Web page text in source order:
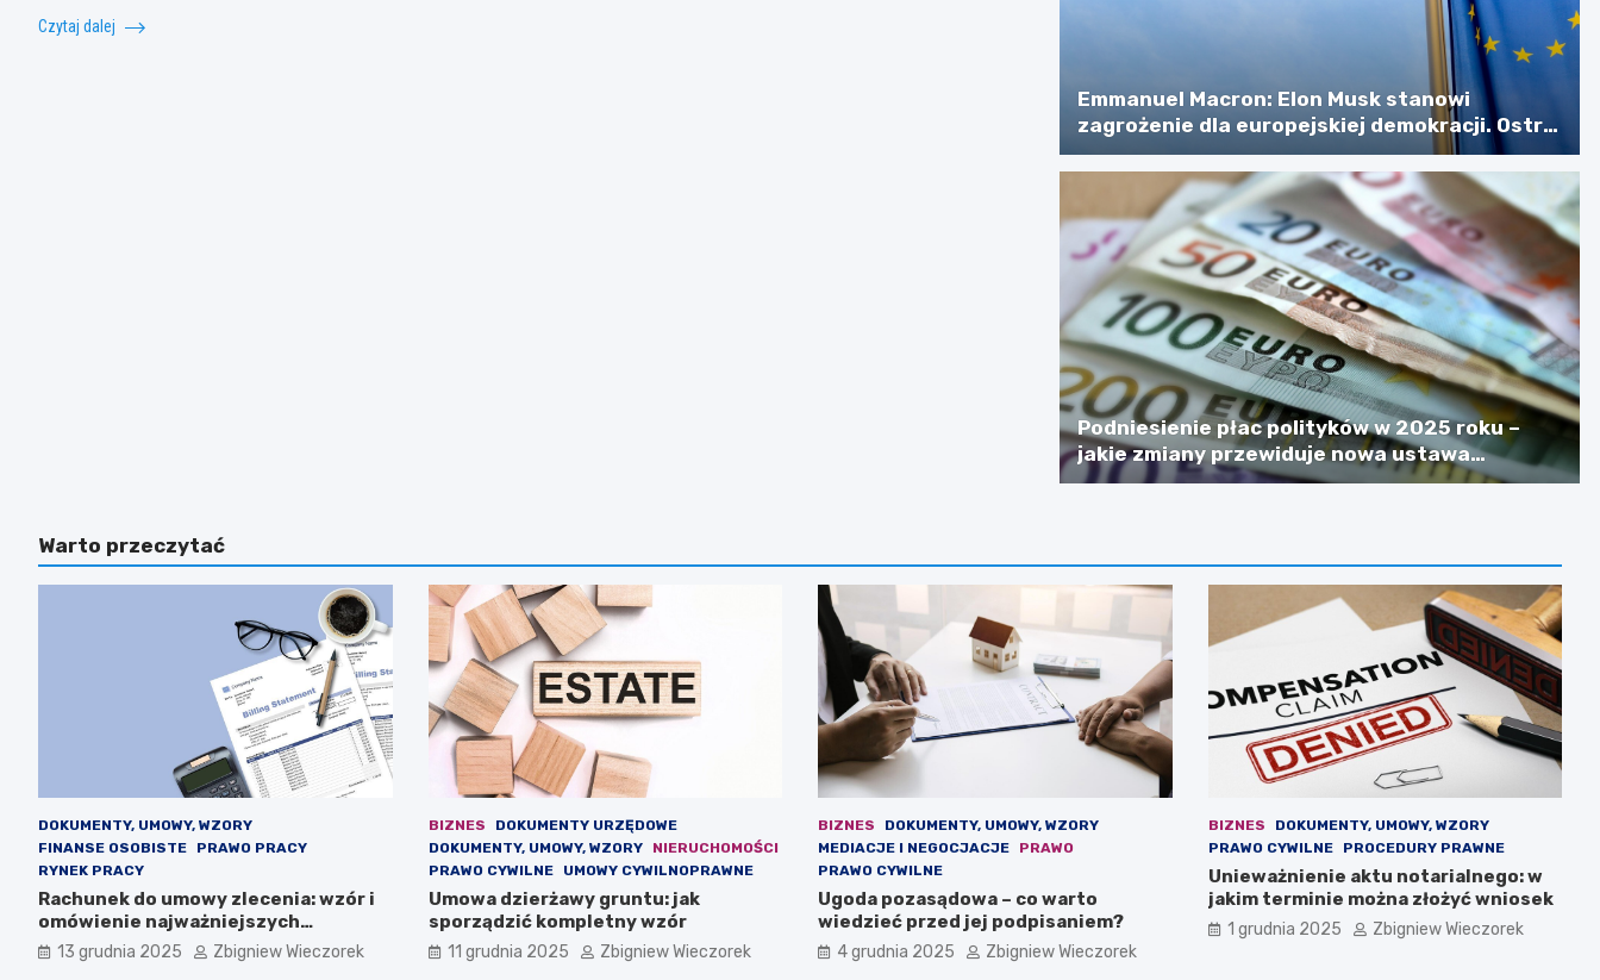
Czytaj dalej
Emmanuel Macron: Elon Musk stanowi
zagrożenie dla europejskiej demokracji. Ostra
retoryka na zebraniu ambasadorów
Podniesienie płac polityków w 2025 roku –
jakie zmiany przewiduje nowa ustawa
budżetowa?
Warto przeczytać
DOKUMENTY, UMOWY, WZORY
FINANSE OSOBISTE
PRAWO PRACY
RYNEK PRACY
Rachunek do umowy zlecenia: wzór i
omówienie najważniejszych
elementów
13 grudnia 2025 Zbigniew Wieczorek
BIZNES
DOKUMENTY URZĘDOWE
DOKUMENTY, UMOWY, WZORY
NIERUCHOMOŚCI
PRAWO CYWILNE
UMOWY CYWILNOPRAWNE
Umowa dzierżawy gruntu: jak
sporządzić kompletny wzór
11 grudnia 2025 Zbigniew Wieczorek
BIZNES
DOKUMENTY, UMOWY, WZORY
MEDIACJE I NEGOCJACJE
PRAWO
PRAWO CYWILNE
Ugoda pozasądowa – co warto
wiedzieć przed jej podpisaniem?
4 grudnia 2025 Zbigniew Wieczorek
BIZNES
DOKUMENTY, UMOWY, WZORY
PRAWO CYWILNE
PROCEDURY PRAWNE
Unieważnienie aktu notarialnego: w
jakim terminie można złożyć wniosek
1 grudnia 2025 Zbigniew Wieczorek